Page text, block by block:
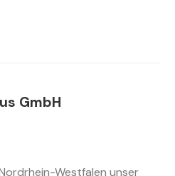
GmbH
Westfalen unser